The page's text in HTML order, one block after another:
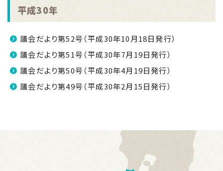
平成30年
議会だより第52号（平成30年10月18日発行）
議会だより第51号（平成30年7月19日発行）
議会だより第50号（平成30年4月19日発行）
議会だより第49号（平成30年2月15日発行）